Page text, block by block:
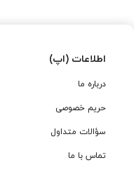
اطلاعات (اپ)
درباره ما
حریم خصوصی
سؤالات متداول
تماس با ما